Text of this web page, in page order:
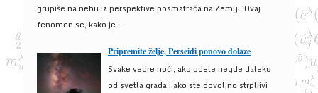
grupiše na nebu iz perspektive posmatrača na Zemlji. Ovaj
fenomen se, kako je ...
Pripremite želje, Perseidi ponovo dolaze
Svake vedre noći, ako odete negde daleko
od svetla grada i ako ste dovoljno strpljivi